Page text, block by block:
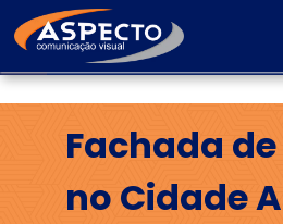
Fachada
no Cidade